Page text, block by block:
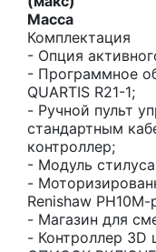
Масса
Комплектация
- Опция
- Программное
QUARTIS R21-1;
- Ручной пульт
стандартным
контроллер;
- Модуль
-
Renishaw PH10M-
- Магазин для
- Контроллер 3D